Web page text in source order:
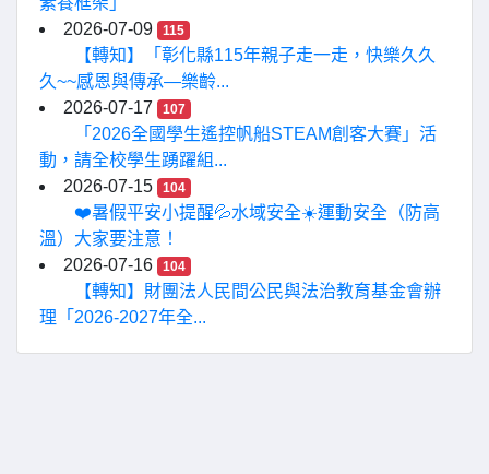
2026-07-09
115
【轉知】「彰化縣115年親子走一走，快樂久久
久~~感恩與傳承—樂齡...
2026-07-17
107
「2026全國學生遙控帆船STEAM創客大賽」活
動，請全校學生踴躍組...
2026-07-15
104
❤️暑假平安小提醒💦水域安全☀️運動安全（防高
溫）大家要注意！
2026-07-16
104
【轉知】財團法人民間公民與法治教育基金會辦
理「2026-2027年全...